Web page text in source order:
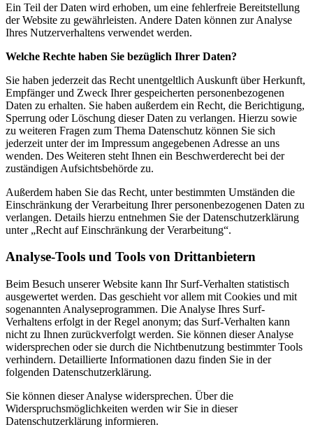
Ein Teil der Daten wird erhoben, um eine fehlerfreie Bereitstellung
der Website zu gewährleisten. Andere Daten können zur Analyse
Ihres Nutzerverhaltens verwendet werden.
Welche Rechte haben Sie bezüglich Ihrer Daten?
Sie haben jederzeit das Recht unentgeltlich Auskunft über Herkunft,
Empfänger und Zweck Ihrer gespeicherten personenbezogenen
Daten zu erhalten. Sie haben außerdem ein Recht, die Berichtigung,
Sperrung oder Löschung dieser Daten zu verlangen. Hierzu sowie
zu weiteren Fragen zum Thema Datenschutz können Sie sich
jederzeit unter der im Impressum angegebenen Adresse an uns
wenden. Des Weiteren steht Ihnen ein Beschwerderecht bei der
zuständigen Aufsichtsbehörde zu.
Außerdem haben Sie das Recht, unter bestimmten Umständen die
Einschränkung der Verarbeitung Ihrer personenbezogenen Daten zu
verlangen. Details hierzu entnehmen Sie der Datenschutzerklärung
unter „Recht auf Einschränkung der Verarbeitung“.
Analyse-Tools und Tools von Drittanbietern
Beim Besuch unserer Website kann Ihr Surf-Verhalten statistisch
ausgewertet werden. Das geschieht vor allem mit Cookies und mit
sogenannten Analyseprogrammen. Die Analyse Ihres Surf-
Verhaltens erfolgt in der Regel anonym; das Surf-Verhalten kann
nicht zu Ihnen zurückverfolgt werden. Sie können dieser Analyse
widersprechen oder sie durch die Nichtbenutzung bestimmter Tools
verhindern. Detaillierte Informationen dazu finden Sie in der
folgenden Datenschutzerklärung.
Sie können dieser Analyse widersprechen. Über die
Widerspruchsmöglichkeiten werden wir Sie in dieser
Datenschutzerklärung informieren.